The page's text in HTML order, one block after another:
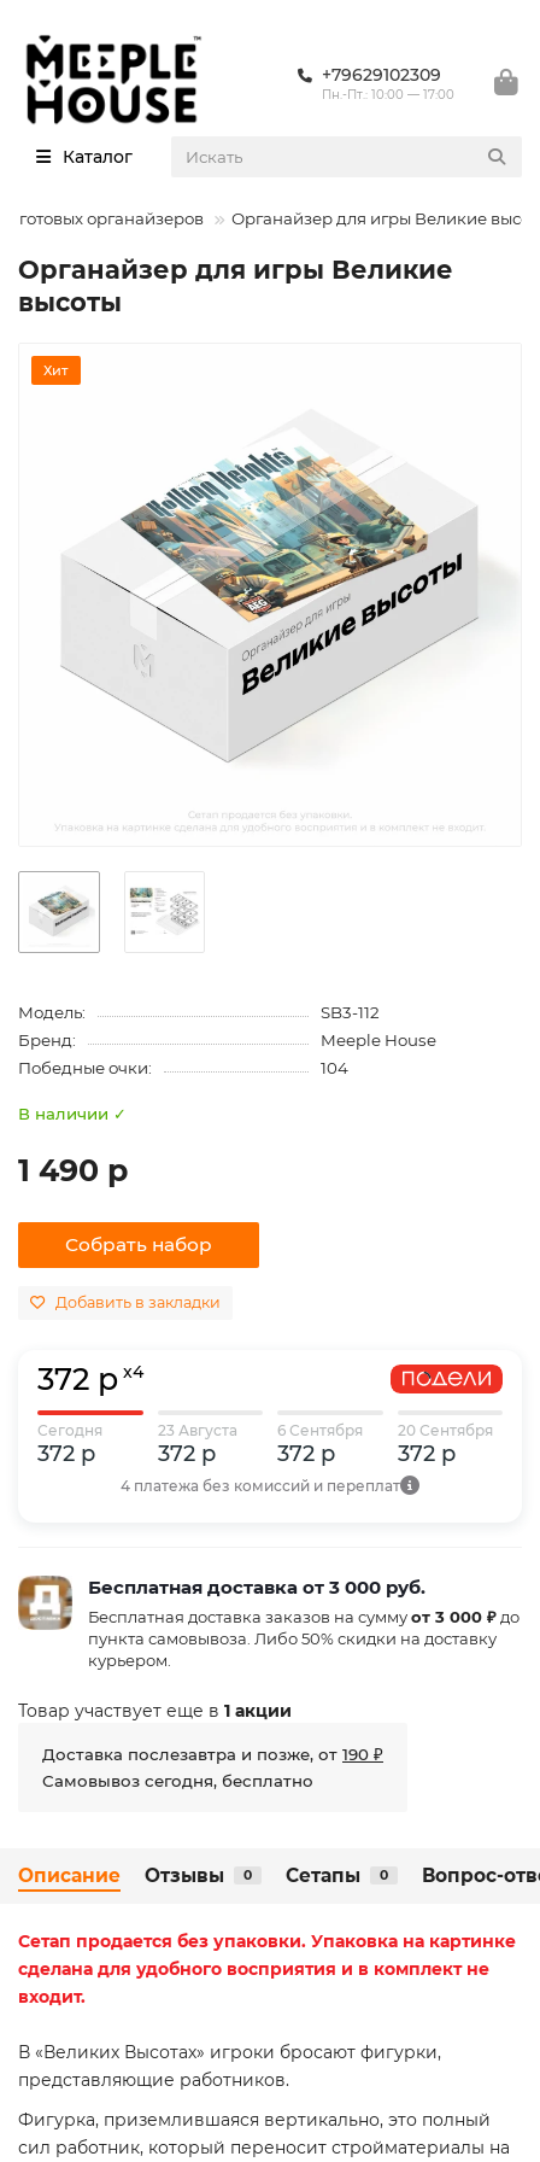
+79629102309
Пн.-Пт.: 10:00 — 17:00
Каталог
готовых органайзеров Органайзер для игры Великие
Органайзер для игры Великие
высоты
Хит
Модель:
SB3-112
Бренд:
Meeple House
Победные очки:
104
В наличии ✓
1 490 р
Собрать набор
Добавить в закладки
372 р x4
Сегодня
372 р
23 Августа
372 р
6 Сентября
372 р
20 Сентября
372 р
4 платежа без комиссий и переплат
Бесплатная доставка от 3 000 руб.
Бесплатная доставка заказов на суммуот 3 000 ₽ до
пункта самовывоза. Либо 50% скидки на доставку
курьером.
Товар участвует еще в 1 акции
Доставка послезавтра и позже, от 190 ₽
Самовывоз сегодня, бесплатно
Описание Отзывы 0 Сетапы 0 Вопрос-
Сетап продается без упаковки. Упаковка на картинке
сделана для удобного восприятия и в комплект не
входит.
В «Великих Высотах» игроки бросают фигурки,
представляющие работников.
Фигурка, приземлившаяся вертикально, это полный
сил работник, который переносит стройматериалы на